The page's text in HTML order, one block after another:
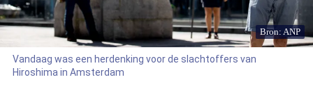
Bron: ANP
Vandaag was een herdenking voor de slachtoffers van
Hiroshima in Amsterdam